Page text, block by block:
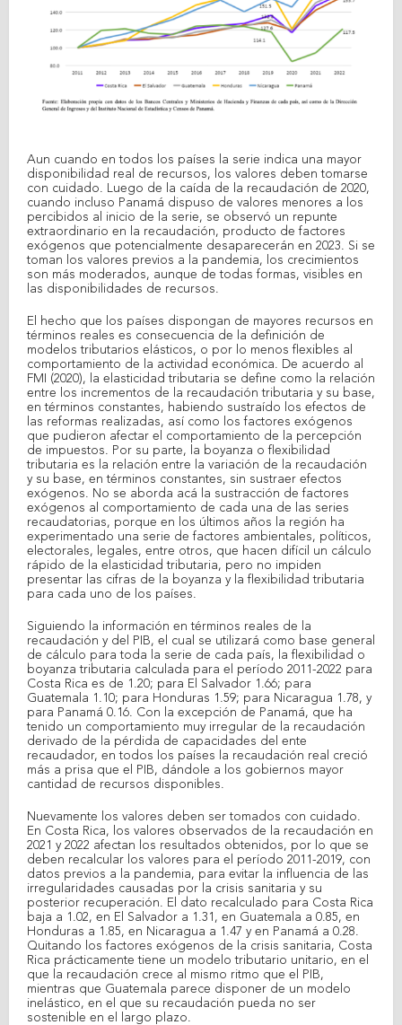
Aun cuando en todos los países la serie indica una mayor
disponibilidad real de recursos, los valores deben tomarse
con cuidado. Luego de la caída de la recaudación de 2020,
cuando incluso Panamá dispuso de valores menores a los
percibidos al inicio de la serie, se observó un repunte
extraordinario en la recaudación, producto de factores
exógenos que potencialmente desaparecerán en 2023. Si se
toman los valores previos a la pandemia, los crecimientos
son más moderados, aunque de todas formas, visibles en
las disponibilidades de recursos.
El hecho que los países dispongan de mayores recursos en
términos reales es consecuencia de la definición de
modelos tributarios elásticos, o por lo menos flexibles al
comportamiento de la actividad económica. De acuerdo al
FMI (2020), la elasticidad tributaria se define como la relación
entre los incrementos de la recaudación tributaria y su base,
en términos constantes, habiendo sustraído los efectos de
las reformas realizadas, así como los factores exógenos
que pudieron afectar el comportamiento de la percepción
de impuestos. Por su parte, la boyanza o flexibilidad
tributaria es la relación entre la variación de la recaudación
y su base, en términos constantes, sin sustraer efectos
exógenos. No se aborda acá la sustracción de factores
exógenos al comportamiento de cada una de las series
recaudatorias, porque en los últimos años la región ha
experimentado una serie de factores ambientales, políticos,
electorales, legales, entre otros, que hacen difícil un cálculo
rápido de la elasticidad tributaria, pero no impiden
presentar las cifras de la boyanza y la flexibilidad tributaria
para cada uno de los países.
Siguiendo la información en términos reales de la
recaudación y del PIB, el cual se utilizará como base general
de cálculo para toda la serie de cada país, la flexibilidad o
boyanza tributaria calculada para el período 2011-2022 para
Costa Rica es de 1.20; para El Salvador 1.66; para
Guatemala 1.10; para Honduras 1.59; para Nicaragua 1.78, y
para Panamá 0.16. Con la excepción de Panamá, que ha
tenido un comportamiento muy irregular de la recaudación
derivado de la pérdida de capacidades del ente
recaudador, en todos los países la recaudación real creció
más a prisa que el PIB, dándole a los gobiernos mayor
cantidad de recursos disponibles.
Nuevamente los valores deben ser tomados con cuidado.
En Costa Rica, los valores observados de la recaudación en
2021 y 2022 afectan los resultados obtenidos, por lo que se
deben recalcular los valores para el período 2011-2019, con
datos previos a la pandemia, para evitar la influencia de las
irregularidades causadas por la crisis sanitaria y su
posterior recuperación. El dato recalculado para Costa Rica
baja a 1.02, en El Salvador a 1.31, en Guatemala a 0.85, en
Honduras a 1.85, en Nicaragua a 1.47 y en Panamá a 0.28.
Quitando los factores exógenos de la crisis sanitaria, Costa
Rica prácticamente tiene un modelo tributario unitario, en el
que la recaudación crece al mismo ritmo que el PIB,
mientras que Guatemala parece disponer de un modelo
inelástico, en el que su recaudación pueda no ser
sostenible en el largo plazo.